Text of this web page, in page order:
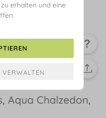
Aqua Chalzedon,
erhalten und eine